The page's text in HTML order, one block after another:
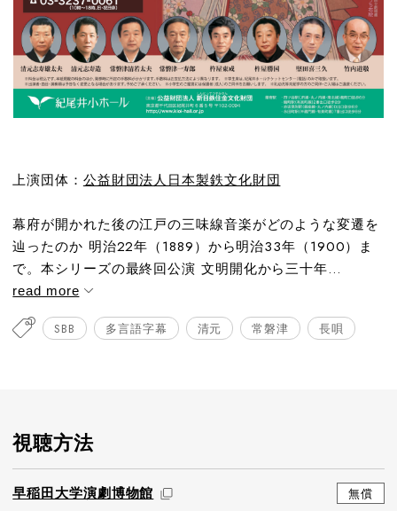
上演団体： 公益財団法人日本製鉄文化財団
幕府が開かれた後の江戸の三味線音楽がどのような変遷を
辿ったのか 明治22年（1889）から明治33年（1900）ま
で。本シリーズの最終回公演 文明開化から三十年...
read more
SBB 多言語字幕 清元 常磐津 長唄
視聴方法
早稲田大学演劇博物館
無償